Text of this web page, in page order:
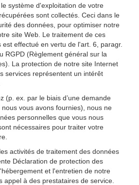
système d'exploitation de votre
sont collectés. Ceci dans le
des données, pour optimiser notre
site Web. Le traitement de ces
effectué en vertu de l'art. 6, paragr.
RGPD (Règlement général sur la
La protection de notre site Internet
services représentent un intérêt
(p. ex. par le biais d’une demande
vous avons fournies), nous ne
personnelles que vous nous
nécessaires pour traiter votre
activités de traitement des données
Déclaration de protection des
et l'entretien de notre
appel à des prestataires de service.